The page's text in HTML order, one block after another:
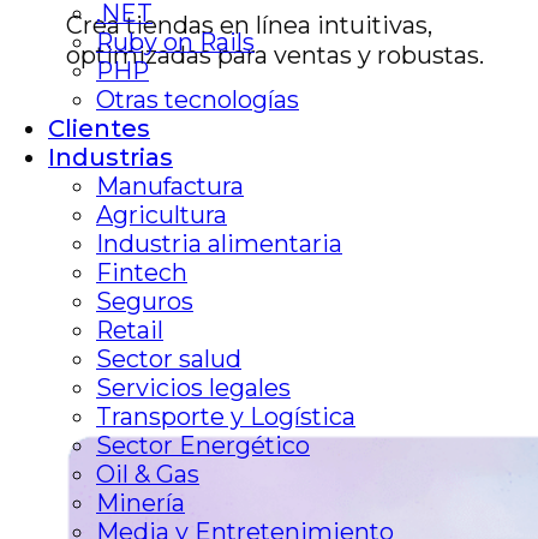
Crea tiendas en línea intuitivas,
optimizadas para ventas y robustas.
.NET
Ruby on Rails
PHP
Otras tecnologías
Clientes
Industrias
Manufactura
Agricultura
Industria alimentaria
Fintech
Seguros
Retail
Sector salud
Servicios legales
Transporte y Logística
Sector Energético
Oil & Gas
Minería
Media y Entretenimiento